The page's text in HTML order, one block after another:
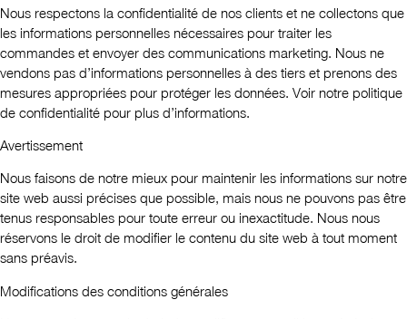
Nous respectons la confidentialité de nos clients et ne collectons que
les informations personnelles nécessaires pour traiter les
commandes et envoyer des communications marketing. Nous ne
vendons pas d’informations personnelles à des tiers et prenons des
mesures appropriées pour protéger les données. Voir notre politique
de confidentialité pour plus d’informations.
Avertissement
Nous faisons de notre mieux pour maintenir les informations sur notre
site web aussi précises que possible, mais nous ne pouvons pas être
tenus responsables pour toute erreur ou inexactitude. Nous nous
réservons le droit de modifier le contenu du site web à tout moment
sans préavis.
Modifications des conditions générales